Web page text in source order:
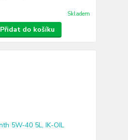
Skladem
Přidat do košíku